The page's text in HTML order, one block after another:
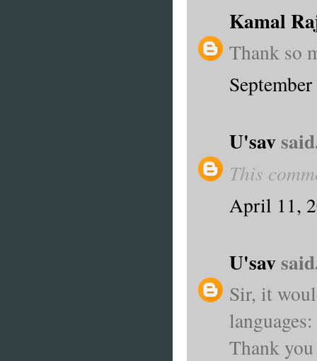
Kamal
Thank so
U'sav
This
April 11,
U'sav
Sir, it
Thank you